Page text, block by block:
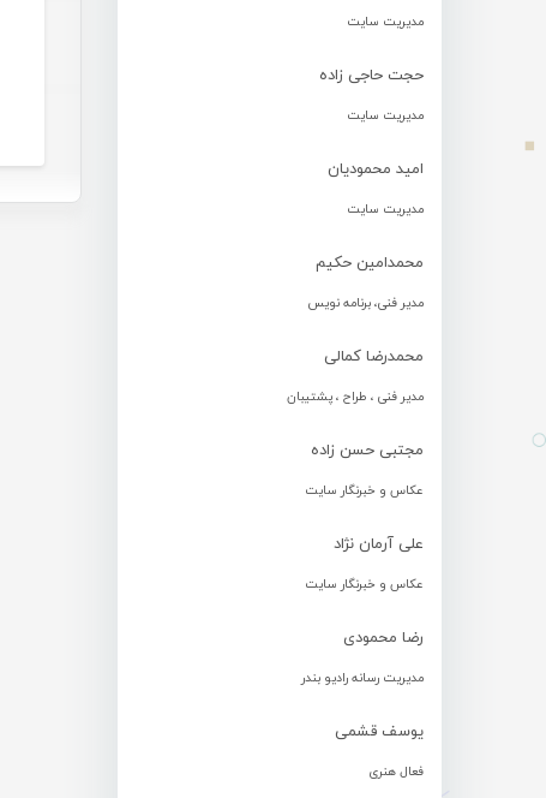
مدیریت سایت
حجت حاجی زاده
مدیریت سایت
امید محمودیان
مدیریت سایت
محمدامین حکیم
مدیر فنی، برنامه نویس
محمدرضا کمالی
مدیر فنی ، طراح ، پشتیبان
مجتبی حسن زاده
عکاس و خبرنگار سایت
علی آرمان نژاد
عکاس و خبرنگار سایت
رضا محمودی
مدیریت رسانه رادیو بندر
یوسف قشمی
فعال هنری